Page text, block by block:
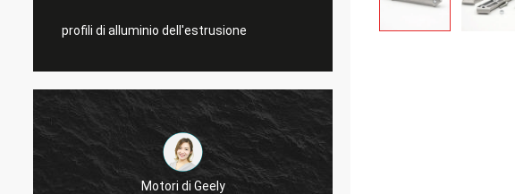
profili di alluminio dell'estrusione
Il Thinh-Vietnam